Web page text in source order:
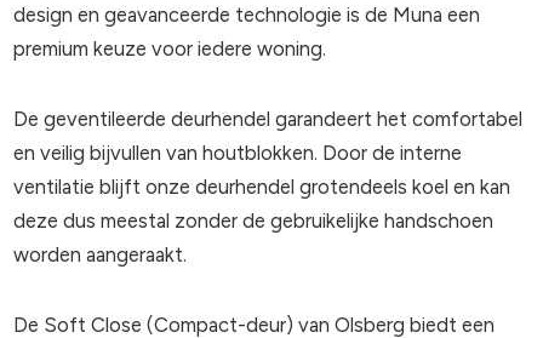
design en geavanceerde technologie is de Muna een
premium keuze voor iedere woning.
De geventileerde deurhendel garandeert het comfortabel
en veilig bijvullen van houtblokken. Door de interne
ventilatie blijft onze deurhendel grotendeels koel en kan
deze dus meestal zonder de gebruikelijke handschoen
worden aangeraakt.
De Soft Close (Compact-deur) van Olsberg biedt een